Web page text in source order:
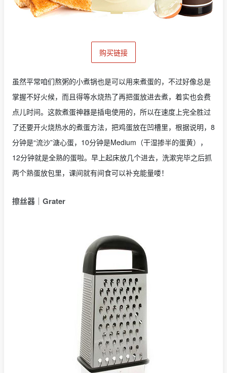
购买链接
虽然平常咱们熬粥的小煮锅也是可以用来煮蛋的，不过好像总是
掌握不好火候，而且得等水烧热了再把蛋放进去煮，着实也会费
点儿时间。这款煮蛋神器是插电使用的，所以在速度上完全胜过
了还要开火烧热水的煮蛋方法，把鸡蛋放在凹槽里，根据说明，8
分钟是“流沙”溏心蛋，10分钟是Medium（干湿掺半的蛋黄），
12分钟就是全熟的蛋啦。早上起床放几个进去，洗漱完毕之后抓
两个熟蛋放包里，课间就有间食可以补充能量喽！
擦丝器｜Grater